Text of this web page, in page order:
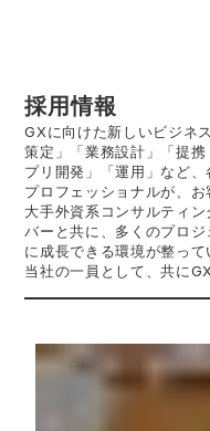
採用情報
GXに向けた新しいビジネ
策定」「業務設計」「提
プリ開発」「運用」など
プロフェッショナルが、
大手外資系コンサルティ
バーと共に、多くのプロ
に成長できる環境が整って
当社の一員として、共に